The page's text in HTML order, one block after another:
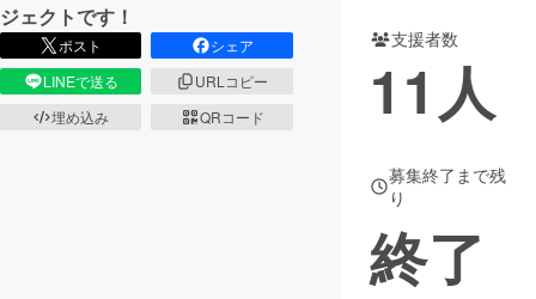
CAMPFIRE for Social Good CAMPFIRE Creation
CAMPFIREふるさと納税
コミュニティ
ジェクトです！
ポスト
シェア
LINEで送る
URLコピー
埋め込み
QRコード
支援者数
11 人
募集終了まで残
り
終了